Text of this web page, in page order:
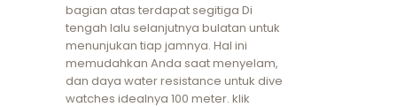
bagian atas terdapat segitiga Di
tengah lalu selanjutnya bulatan untuk
menunjukan tiap jamnya. Hal ini
memudahkan Anda saat menyelam,
dan daya water resistance untuk dive
watches idealnya 100 meter. klik